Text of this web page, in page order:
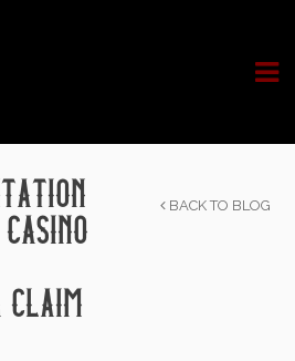
CLAIM
BACK TO BLOG